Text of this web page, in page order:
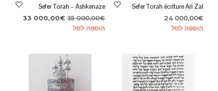
Sefer Torah écriture Ari Zal
24 000,00€
הוספה לסל
Sefer Torah – Ashkenaze
35 000,00€
המחיר
000,00€.
33 000,00€
המחיר
הוספה לסל